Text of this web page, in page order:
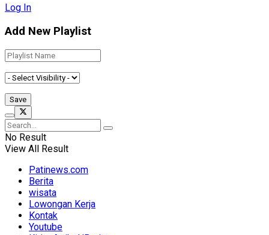
Log In
Add New Playlist
No Result
View All Result
Patinews.com
Berita
wisata
Lowongan Kerja
Kontak
Youtube